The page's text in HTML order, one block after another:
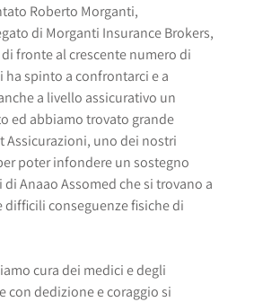
Roberto Morganti,
di Morganti Insurance Brokers,
fronte al crescente numero di
spinto a confrontarci e a
a livello assicurativo un
ed abbiamo trovato grande
Assicurazioni, uno dei nostri
poter infondere un sostegno
Anaao Assomed che si trovano a
difficili conseguenze fisiche di
cura dei medici e degli
con dedizione e coraggio si